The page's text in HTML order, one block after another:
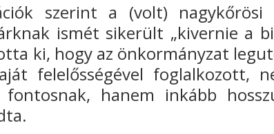
szerint a (volt) nagykőrösi
ismét sikerült „kivernie a
ki, hogy az önkormányzat
felelősségével foglalkozott,
hanem inkább